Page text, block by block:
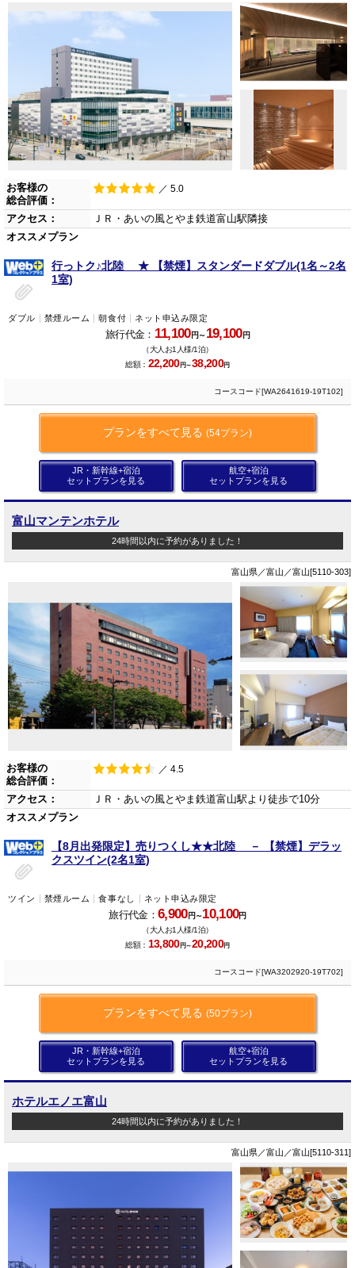
お客様の
総合評価：
／ 5.0
アクセス：
ＪＲ・あいの風とやま鉄道富山駅隣接
オススメプラン
行っトク♪北陸 ★ 【禁煙】スタンダードダブル(1名～2名
1室)
ダブル 禁煙ルーム 朝食付 ネット申込み限定
旅行代金： 11,100円～19,100円
（大人お1人様/1泊）
総額： 22,200円～38,200円
コースコード[WA2641619-19T102]
プランをすべて見る (54プラン)
JR・新幹線+宿泊
セットプランを見る
航空+宿泊
セットプランを見る
富山マンテンホテル
24時間以内に予約がありました！
富山県／富山／富山[5110-303]
お客様の
総合評価：
／ 4.5
アクセス：
ＪＲ・あいの風とやま鉄道富山駅より徒歩で10分
オススメプラン
【8月出発限定】売りつくし★★北陸 － 【禁煙】デラッ
クスツイン(2名1室)
ツイン 禁煙ルーム 食事なし ネット申込み限定
旅行代金： 6,900円～10,100円
（大人お1人様/1泊）
総額： 13,800円～20,200円
コースコード[WA3202920-19T702]
プランをすべて見る (50プラン)
JR・新幹線+宿泊
セットプランを見る
航空+宿泊
セットプランを見る
ホテルエノエ富山
24時間以内に予約がありました！
富山県／富山／富山[5110-311]